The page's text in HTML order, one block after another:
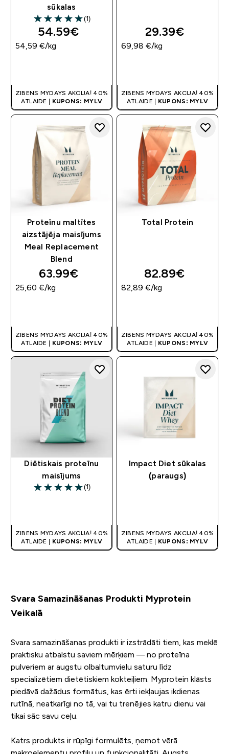
sūkalas
5 out of 5 stars
(1)
54.59€‎
54,59 €‎/kg
ZIBENS MYDAYS AKCIJA! 40%
ATLAIDE |
KUPONS: MYLV
29.39€‎
69,98 €‎/kg
ZIBENS MYDAYS AKCIJA! 40%
ATLAIDE | KUPONS: MYLV
Proteīnu maltītes
aizstājēja maisījums
Meal Replacement
Blend
63.99€‎
25,60 €‎/kg
ZIBENS MYDAYS AKCIJA! 40%
ATLAIDE | KUPONS: MYLV
Total Protein
82.89€‎
82,89 €‎/kg
ZIBENS MYDAYS AKCIJA! 40%
ATLAIDE | KUPONS: MYLV
Diētiskais proteīnu
maisījums
5 out of 5 stars
(1)
ZIBENS MYDAYS AKCIJA! 40%
ATLAIDE | KUPONS: MYLV
Impact Diet sūkalas
(paraugs)
ZIBENS MYDAYS AKCIJA! 40%
ATLAIDE | KUPONS: MYLV
Svara Samazināšanas Produkti Myprotein
Veikalā
Svara samazināšanas produkti ir izstrādāti tiem, kas meklē
praktisku atbalstu saviem mērķiem — no proteīna
pulveriem ar augstu olbaltumvielu saturu līdz
specializētiem dietētiskiem kokteiļiem. Myprotein klāsts
piedāvā dažādus formātus, kas ērti iekļaujas ikdienas
rutīnā, neatkarīgi no tā, vai tu trenējies katru dienu vai
tikai sāc savu ceļu.
Katrs produkts ir rūpīgi formulēts, ņemot vērā